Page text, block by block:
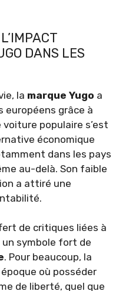
DANS LES
la marque Yugo a
européens grâce à
populaire s’est
économique
dans les pays
au-delà. Son faible
a attiré une
de critiques liées à
symbole fort de
. Pour beaucoup, la
où posséder
de liberté, quel que